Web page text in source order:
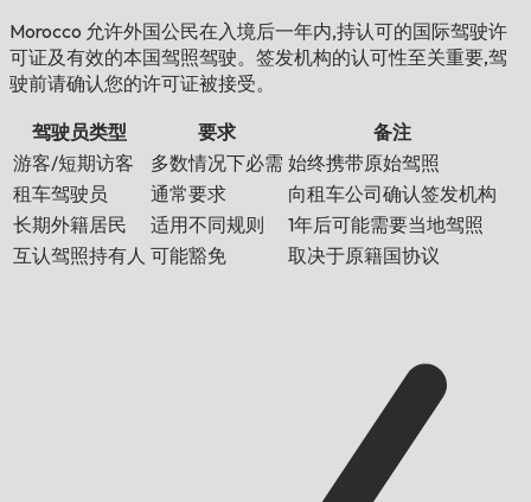
Morocco 允许外国公民在入境后一年内,持认可的国际驾驶许
可证及有效的本国驾照驾驶。签发机构的认可性至关重要,驾
驶前请确认您的许可证被接受。
驾驶员类型 要求
备注
游客/短期访客
多数情况下必需 始终携带原始驾照
租车驾驶员
通常要求
向租车公司确认签发机构
长期外籍居民
适用不同规则
1年后可能需要当地驾照
互认驾照持有人 可能豁免 取决于原籍国协议